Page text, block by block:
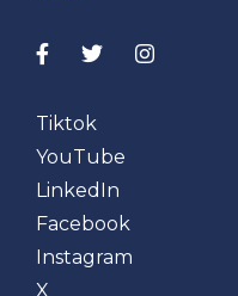
Tiktok
YouTube
LinkedIn
Facebook
Instagram
X